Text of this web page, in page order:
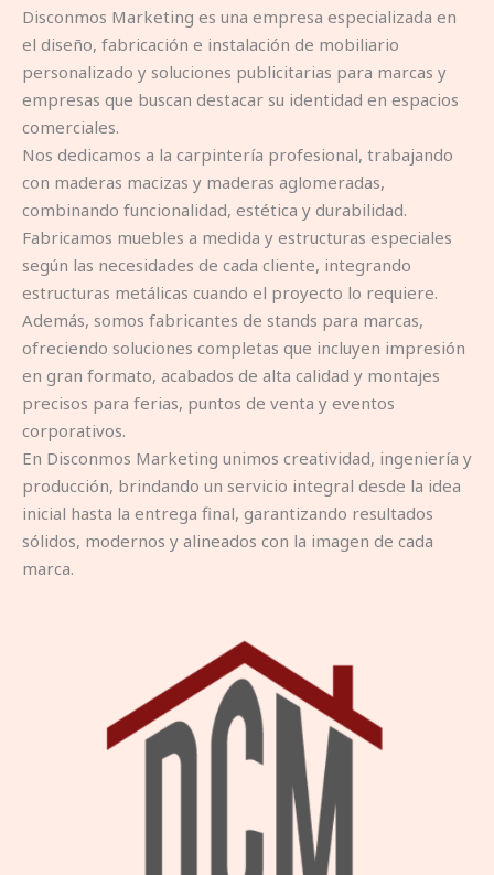
Disconmos Marketing es una empresa especializada en
el diseño, fabricación e instalación de mobiliario
personalizado y soluciones publicitarias para marcas y
empresas que buscan destacar su identidad en espacios
comerciales.
Nos dedicamos a la carpintería profesional, trabajando
con maderas macizas y maderas aglomeradas,
combinando funcionalidad, estética y durabilidad.
Fabricamos muebles a medida y estructuras especiales
según las necesidades de cada cliente, integrando
estructuras metálicas cuando el proyecto lo requiere.
Además, somos fabricantes de stands para marcas,
ofreciendo soluciones completas que incluyen impresión
en gran formato, acabados de alta calidad y montajes
precisos para ferias, puntos de venta y eventos
corporativos.
En Disconmos Marketing unimos creatividad, ingeniería y
producción, brindando un servicio integral desde la idea
inicial hasta la entrega final, garantizando resultados
sólidos, modernos y alineados con la imagen de cada
marca.